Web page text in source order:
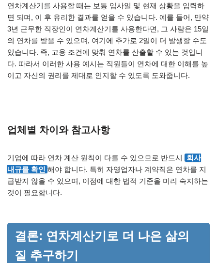
연차계산기를 사용할 때는 보통 입사일 및 현재 상황을 입력하
면 되며, 이 후 유리한 결과를 얻을 수 있습니다. 예를 들어, 만약
3년 근무한 직장인이 연차계산기를 사용한다면, 그 사람은 15일
의 연차를 받을 수 있으며, 여기에 추가로 2일이 더 발생할 수도
있습니다. 즉, 고용 조건에 맞춰 연차를 산출할 수 있는 것입니
다. 따라서 이러한 사용 예시는 직원들이 연차에 대한 이해를 높
이고 자신의 권리를 제대로 인지할 수 있도록 도와줍니다.
업체별 차이와 참고사항
기업에 따라 연차 계산 원칙이 다를 수 있으므로 반드시
회사
내규를 확인 해야 합니다. 특히 자영업자나 계약직은 연차를 지
급받지 않을 수 있으며, 이점에 대한 법적 기준을 미리 숙지하는
것이 필요합니다.
결론: 연차계산기로 더 나은 삶의
질 추구하기